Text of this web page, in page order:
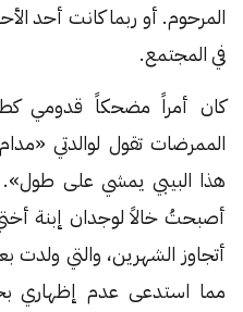
المرحوم. أو ربما كانت أحد
في المجتمع.
كان أمراً مضحكاً قدومي
الممرضات تقول لوالدتي
هذا البيبي يمشي على
أصبحتُ خالاً لوجدان إبنة أختي
أتجاوز الشهرين، والتي ولدت
مما استدعى عدم إظهاري